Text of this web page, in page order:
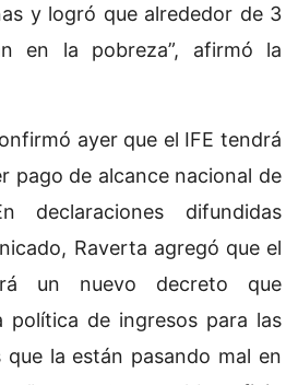
y logró que alrededor de 3
en la pobreza”, afirmó la
ayer que el IFE tendrá
pago de alcance nacional de
declaraciones difundidas
Raverta agregó que el
un nuevo decreto que
política de ingresos para las
que la están pasando mal en